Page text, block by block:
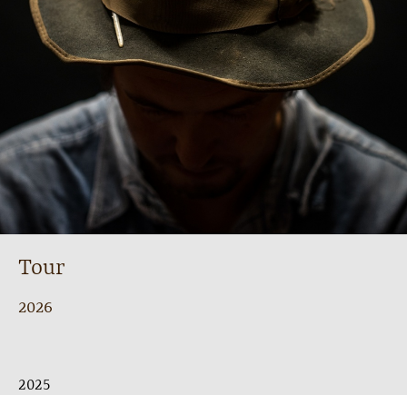
Tour
2026
2025